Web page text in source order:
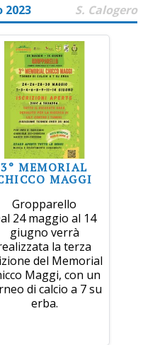
2023 S. Calogero
3° MEMORIAL
MAGGI
Gropparello
24 maggio al 14
giugno verrà
la terza
del Memorial
Maggi, con un
di calcio a 7 su
erba.